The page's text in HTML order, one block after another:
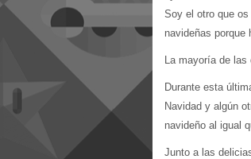
Soy el otro que
navideñas porque
La mayoría de
Durante esta
Navidad y algún
navideño al igual
Junto a las